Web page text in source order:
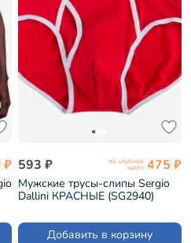
₽ 593 ₽ по клубной
карте 475 ₽
Мужские трусы-слипы Sergio
Dallini КРАСНЫЕ (SG2940)
Добавить в корзину